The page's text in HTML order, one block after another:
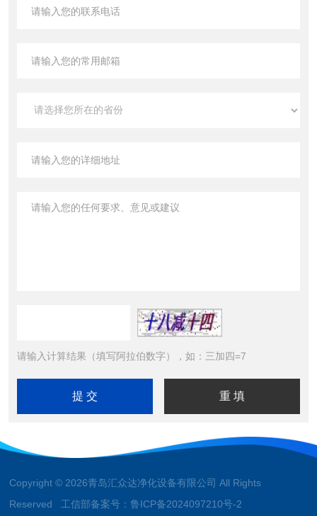
请输入计算结果（填写阿拉伯数字），如：三加四=7
Copyright © 2026青岛汇众达净化设备有限公司 All Rights
Reserved 工信部备案号：鲁ICP备2024097210号-2